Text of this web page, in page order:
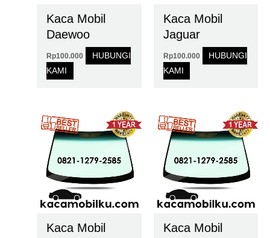
Kaca Mobil
Daewoo
Rp100.000
HUBUNGI
KAMI
Kaca Mobil
Jaguar
Rp100.000
HUBUNGI
KAMI
Kaca Mobil
Kaca Mobil